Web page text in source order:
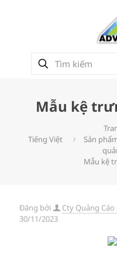
Mẫu kệ
Tiếng Việt
Sản
Mẫu kệ
Đăng bởi Cty Quảng
30/11/2023